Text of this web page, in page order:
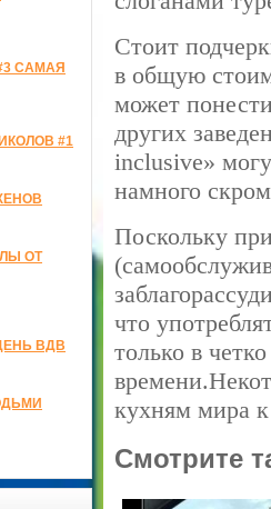
САМАЯ
#1
ОТ
ВДВ
Стоит
в общую
может
других
inclusive»
намного
Поскольку
что
только в
кухням мира
Смотрите